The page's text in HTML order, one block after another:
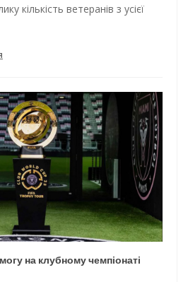
кількість ветеранів з усієї
на клубному чемпіонаті